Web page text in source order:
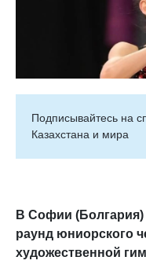
Подписывайтесь на
Казахстана и мира
В Софии
раунд юниорского
художественной